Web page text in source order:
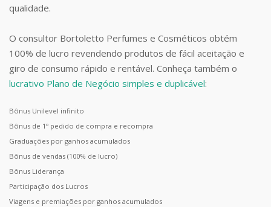
qualidade.
O consultor Bortoletto Perfumes e Cosméticos obtém
100% de lucro revendendo produtos de fácil aceitação e
giro de consumo rápido e rentável. Conheça também o
lucrativo Plano de Negócio simples e duplicável:
Bônus Unilevel infinito
Bônus de 1º pedido de compra e recompra
Graduações por ganhos acumulados
Bônus de vendas (100% de lucro)
Bônus Liderança
Participação dos Lucros
Viagens e premiações por ganhos acumulados